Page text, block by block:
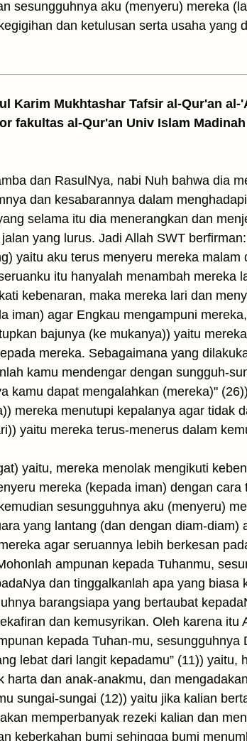
sesungguhnya aku (menyeru) mereka
dan ketulusan serta usaha yang
Karim Mukhtashar Tafsir al-Qur'an al-
fakultas al-Qur'an Univ Islam Madinah
dan RasulNya, nabi Nuh bahwa dia
dan kesabarannya dalam
selama itu dia menerangkan dan
yang lurus. Jadi Allah SWT
yaitu aku terus menyeru mereka malam
itu hanyalah menambah mereka
kebenaran, maka mereka lari dan
iman) agar Engkau mengampuni
bajunya (ke mukanya)) yaitu
mereka. Sebagaimana yang
kamu mendengar dengan sungguh-
kamu dapat mengalahkan (mereka)"
mereka menutupi kepalanya agar tidak
yaitu mereka terus-menerus dalam
yaitu, mereka menolak mengikuti
mereka (kepada iman) dengan
sesungguhnya aku (menyeru)
yang lantang (dan dengan diam-diam)
agar seruannya lebih berkesan
ampunan kepada Tuhanmu,
dan tinggalkanlah apa yang biasa
barangsiapa yang bertaubat
dan kemusyrikan. Oleh karena itu
kepada Tuhan-mu,
lebat dari langit kepadamu” (11)) yaitu,
harta dan anak-anakmu, dan
sungai-sungai (12)) yaitu jika kalian
memperbanyak rezeki kalian dan
keberkahan bumi sehingga bumi